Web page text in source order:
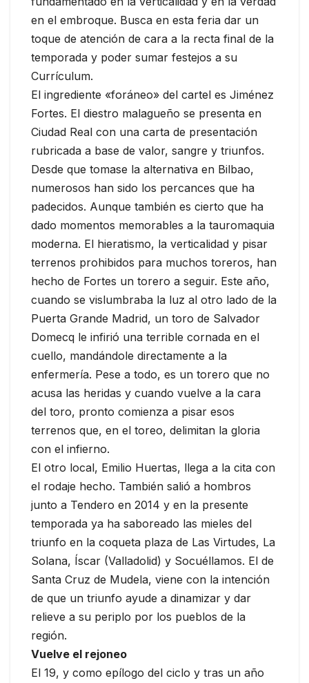
en el embroque. Busca en esta feria dar un
toque de atención de cara a la recta final de la
temporada y poder sumar festejos a su
Currículum.
El ingrediente «foráneo» del cartel es Jiménez
Fortes. El diestro malagueño se presenta en
Ciudad Real con una carta de presentación
rubricada a base de valor, sangre y triunfos.
Desde que tomase la alternativa en Bilbao,
numerosos han sido los percances que ha
padecidos. Aunque también es cierto que ha
dado momentos memorables a la tauromaquia
moderna. El hieratismo, la verticalidad y pisar
terrenos prohibidos para muchos toreros, han
hecho de Fortes un torero a seguir. Este año,
cuando se vislumbraba la luz al otro lado de la
Puerta Grande Madrid, un toro de Salvador
Domecq le infirió una terrible cornada en el
cuello, mandándole directamente a la
enfermería. Pese a todo, es un torero que no
acusa las heridas y cuando vuelve a la cara
del toro, pronto comienza a pisar esos
terrenos que, en el toreo, delimitan la gloria
con el infierno.
El otro local, Emilio Huertas, llega a la cita con
el rodaje hecho. También salió a hombros
junto a Tendero en 2014 y en la presente
temporada ya ha saboreado las mieles del
triunfo en la coqueta plaza de Las Virtudes, La
Solana, Íscar (Valladolid) y Socuéllamos. El de
Santa Cruz de Mudela, viene con la intención
de que un triunfo ayude a dinamizar y dar
relieve a su periplo por los pueblos de la
región.
Vuelve el rejoneo
El 19, y como epílogo del ciclo y tras un año